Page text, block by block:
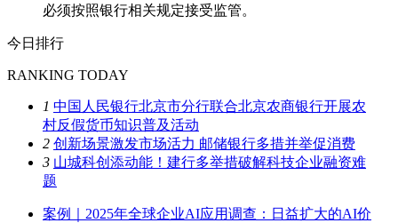
必须按照银行相关规定接受监管。
今日排行
RANKING TODAY
1 中国人民银行北京市分行联合北京农商银行开展农
村反假货币知识普及活动
2 创新场景激发市场活力 邮储银行多措并举促消费
3 山城科创添动能！建行多举措破解科技企业融资难
题
案例｜2025年全球企业AI应用调查：日益扩大的AI价